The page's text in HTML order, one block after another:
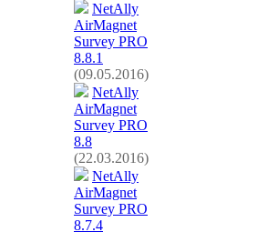
NetAlly
AirMagnet
Survey PRO
8.8.1
(09.05.2016)
NetAlly
AirMagnet
Survey PRO
8.8
(22.03.2016)
NetAlly
AirMagnet
Survey PRO
8.7.4